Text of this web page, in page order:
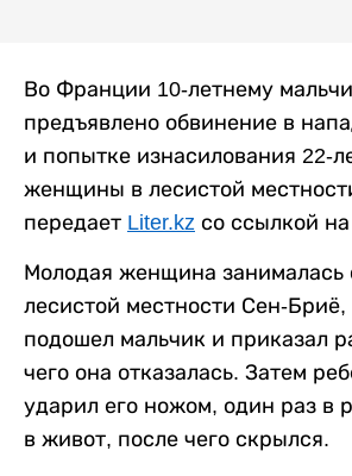
Во Франции 10-летнему
предъявлено обвинение в
и попытке изнасилования 22-
женщины в лесистой
передает Liter.kz со ссылкой на
Молодая женщина занималась
лесистой местности Сен-Бриё,
подошел мальчик и приказал
чего она отказалась. Затем
ударил его ножом, один раз в
в живот, после чего скрылся.